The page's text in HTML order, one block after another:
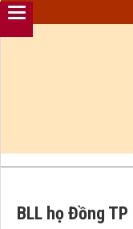
BLL họ Đồng